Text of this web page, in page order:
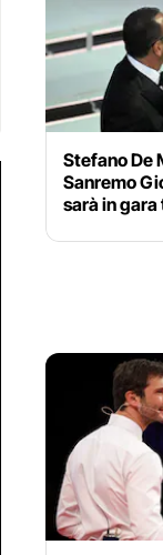
Stefano De
Sanremo
sarà in gara